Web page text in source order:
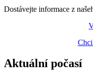
Dostávejte informace z
Aktuální počasí